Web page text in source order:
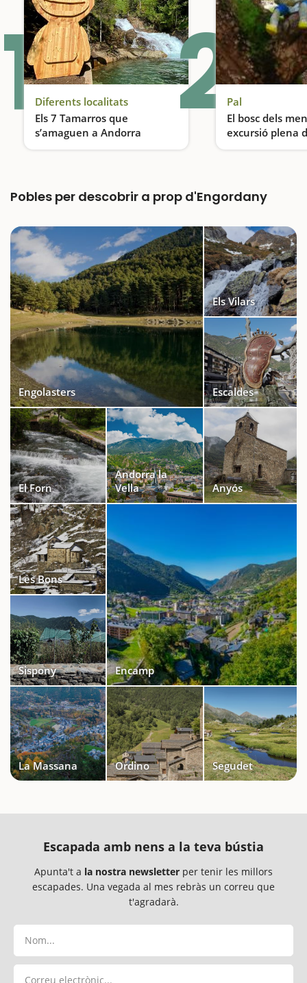
1 Diferents localitats
Els 7 Tamarros que
s’amaguen a Andorra
Descobreix els Tamarros d’Andorra, una activitat ideal per fer en família
2Pal
El bosc dels
excursió plena
Pobles per descobrir a prop d'Engordany
Engolasters
Els Vilars
Escaldes
El Forn
Andorra la
Vella
Anyós
Les Bons
Sispony Encamp
La Massana Ordino Segudet
Escapada amb nens a la teva bústia
Apunta't a la nostra newsletter per tenir les millors
escapades. Una vegada al mes rebràs un correu que
t'agradarà.